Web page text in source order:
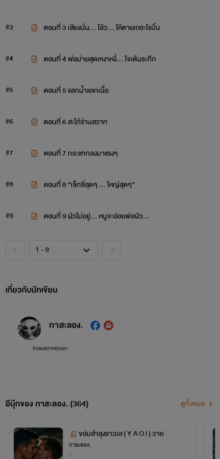
#3 ตอนที่ 3 เสียงนั่น... โอ้ว... ให้ตายเถอะโรบิ้น
#4 ตอนที่ 4 พ่อม่ายสุดเหงาหงี่... ใจเต้นระทึก
#5 ตอนที่ 5 แลกน้ำแลกเนื้อ
#6 ตอนที่ 6 สะใภ้ร่านสวาท
#7 ตอนที่ 7 กระแทกลงมาแรงๆ
#8 ตอนที่ 8 “เซ็กซี่สุดๆ … ใหญ่สุดๆ”
#9 ตอนที่ 9 ผัวไม่อยู่... หนูจะอ่อยพ่อผัว...
เกี่ยวกับนักเขียน
กาสะลอง.
จำเลยสวาทคุณอา
อีบุ๊กของ กาสะลอง. (364) ดูทั้งหมด
ขย่มลำลุงชาวเล ( Y A O I ) วาย
กาสะลอง.
Y